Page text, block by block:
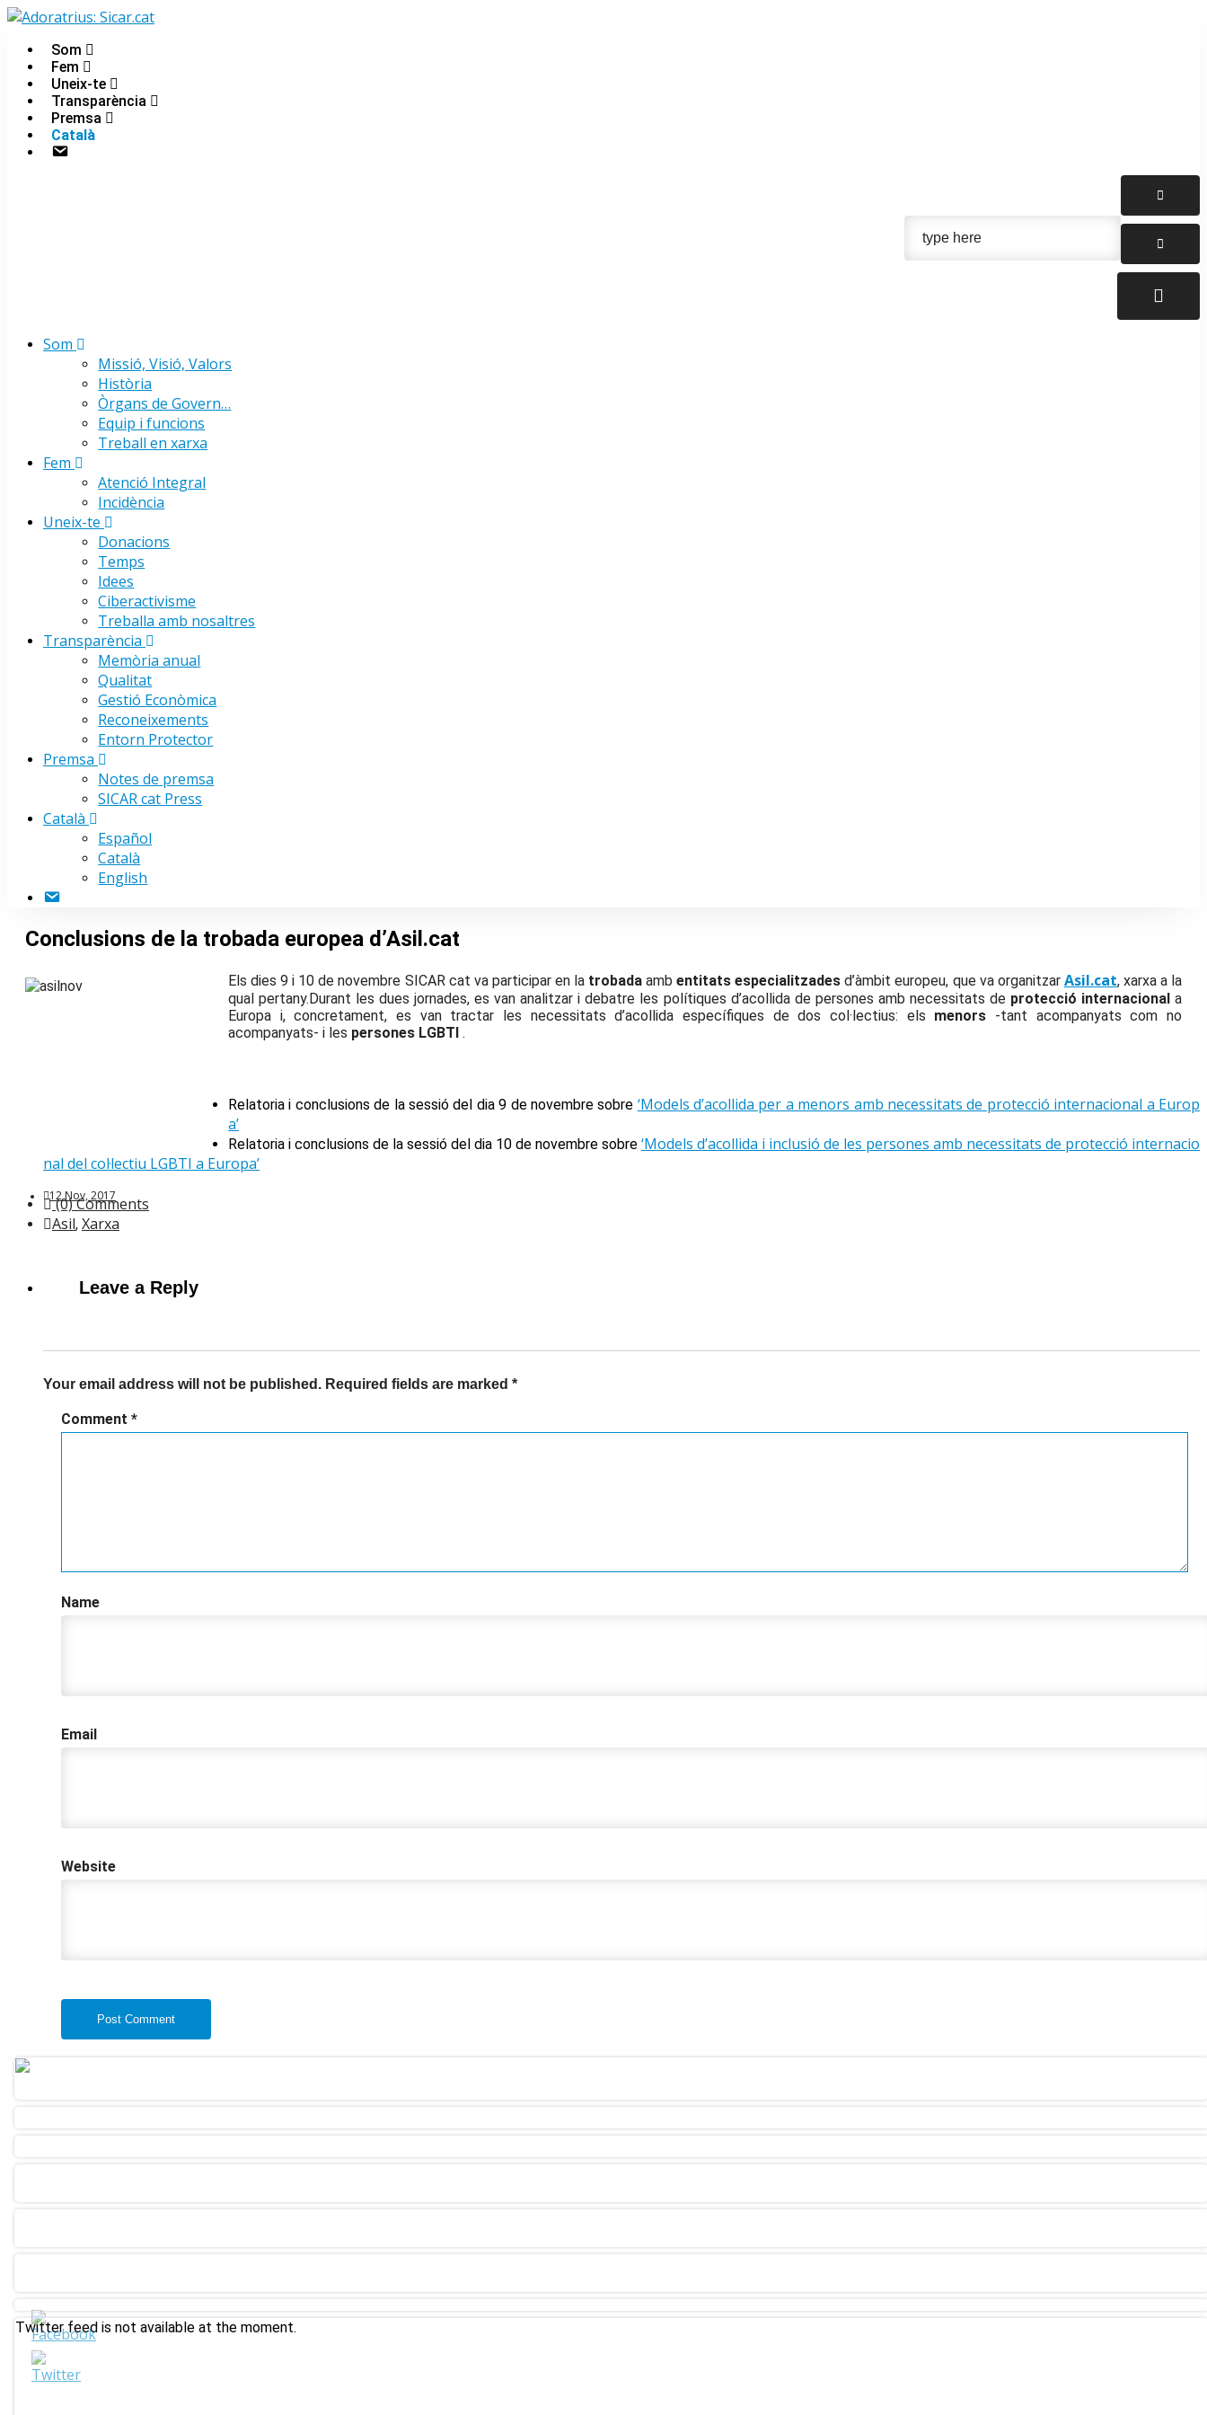
Skip
content
Urgencias: 679 654 088
Som
Fem
Uneix-te
Transparència
Premsa
Català
Contacte
Som
Missió, Visió, Valors
Història
Òrgans de Govern…
Equip i funcions
Treball en xarxa
Fem
Atenció Integral
Incidència
Uneix-te
Donacions
Temps
Idees
Ciberactivisme
Treballa amb nosaltres
Transparència
Memòria anual
Qualitat
Gestió Econòmica
Reconeixements
Entorn Protector
Premsa
Notes de premsa
SICAR cat Press
Català
Español
Català
English
Contacte
Conclusions de la trobada europea d’Asil.cat
Els dies 9 i 10 de novembre SICAR cat va participar en la trobada ambentitats especialitzades d’àmbit europeu, que va organitzar Asil.cat, xarxa a la
qual pertany.Durant les dues jornades, es van analitzar i debatre les polítiques d’acollida de persones amb necessitats de protecció internacionala
Europa i, concretament, es van tractar les necessitats d’acollida específiques de dos col·lectius: els menors -tant acompanyats com no
acompanyats- i les persones LGBTI .
Relatoria i conclusions de la sessió del dia 9 de novembre sobre ‘Models d’acollida per a menors amb necessitats de protecció internacional a Europ
a’
Relatoria i conclusions de la sessió del dia 10 de novembre sobre ‘Models d’acollida i inclusió de les persones amb necessitats de protecció internacio
nal del col·lectiu LGBTI a Europa’
12 Nov, 2017
(0) Comments
Asil, Xarxa
Leave a Reply
Your email address will not be published. Required fields are marked *
Comment *
Name
Email
Website
Twitter feed is not available at the moment.